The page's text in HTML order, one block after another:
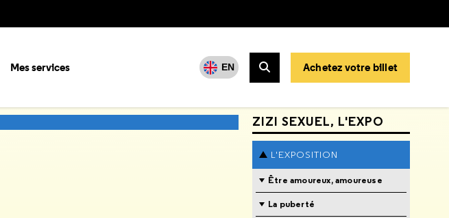
Mes services EN
Rechercher
Achetez votre billet
ZIZI SEXUEL, L'EXPO
L'EXPOSITION
Être amoureux, amoureuse
La puberté